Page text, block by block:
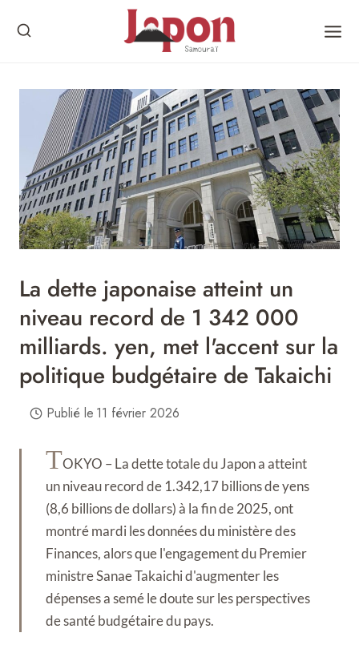
La dette japonaise atteint un
niveau record de 1 342 000
milliards. yen, met l'accent sur la
politique budgétaire de Takaichi
Publié le 11 février 2026
TOKYO – La dette totale du Japon a atteint
un niveau record de 1.342,17 billions de yens
(8,6 billions de dollars) à la fin de 2025, ont
montré mardi les données du ministère des
Finances, alors que l'engagement du Premier
ministre Sanae Takaichi d'augmenter les
dépenses a semé le doute sur les perspectives
de santé budgétaire du pays.